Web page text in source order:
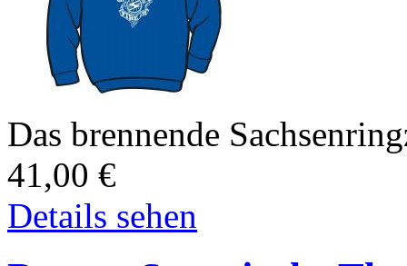
Das brennende
41,00 €
Details sehen